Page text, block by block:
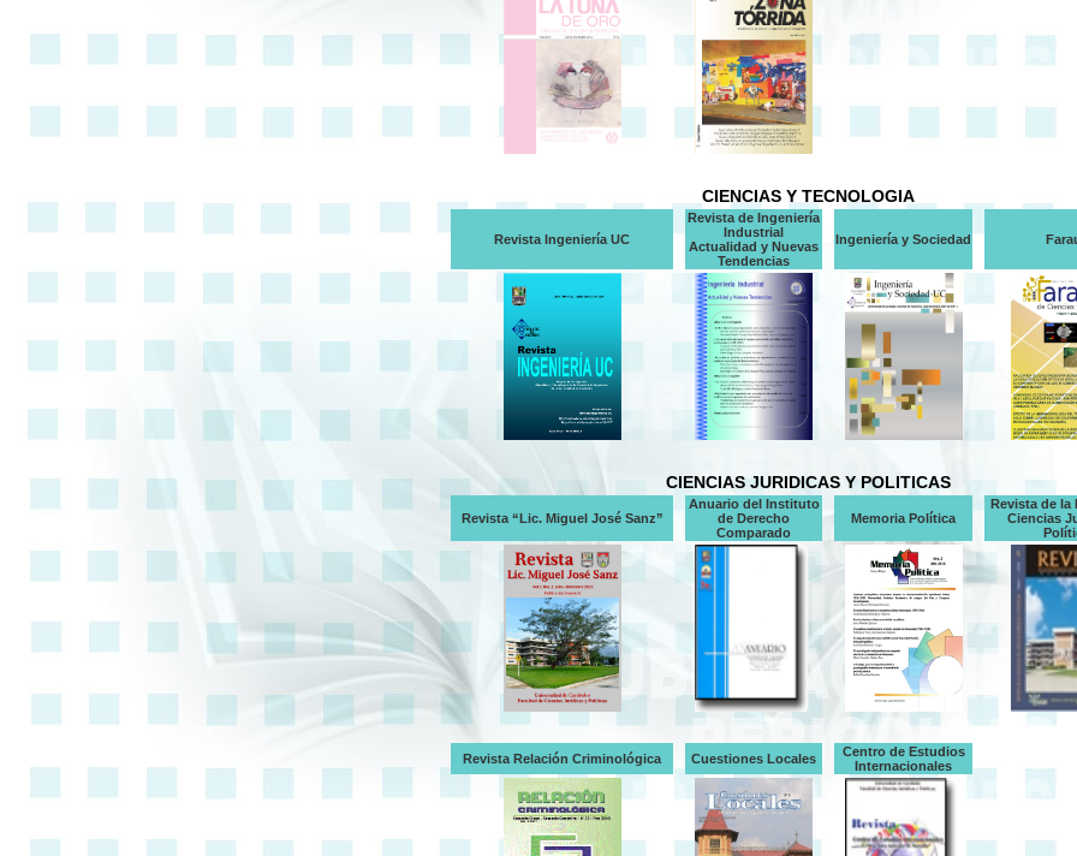
CIENCIAS Y TECNOLOGIA
Revista Ingeniería UC
Revista de Ingeniería
Industrial
Actualidad y Nuevas
Tendencias
Ingeniería y Sociedad
CIENCIAS JURIDICAS Y POLITICAS
Revista “Lic. Miguel José Sanz”
Anuario del Instituto
de Derecho
Comparado
Memoria Política
Revista de la
Ciencias
Revista Relación Criminológica Cuestiones Locales
Centro de Estudios
Internacionales